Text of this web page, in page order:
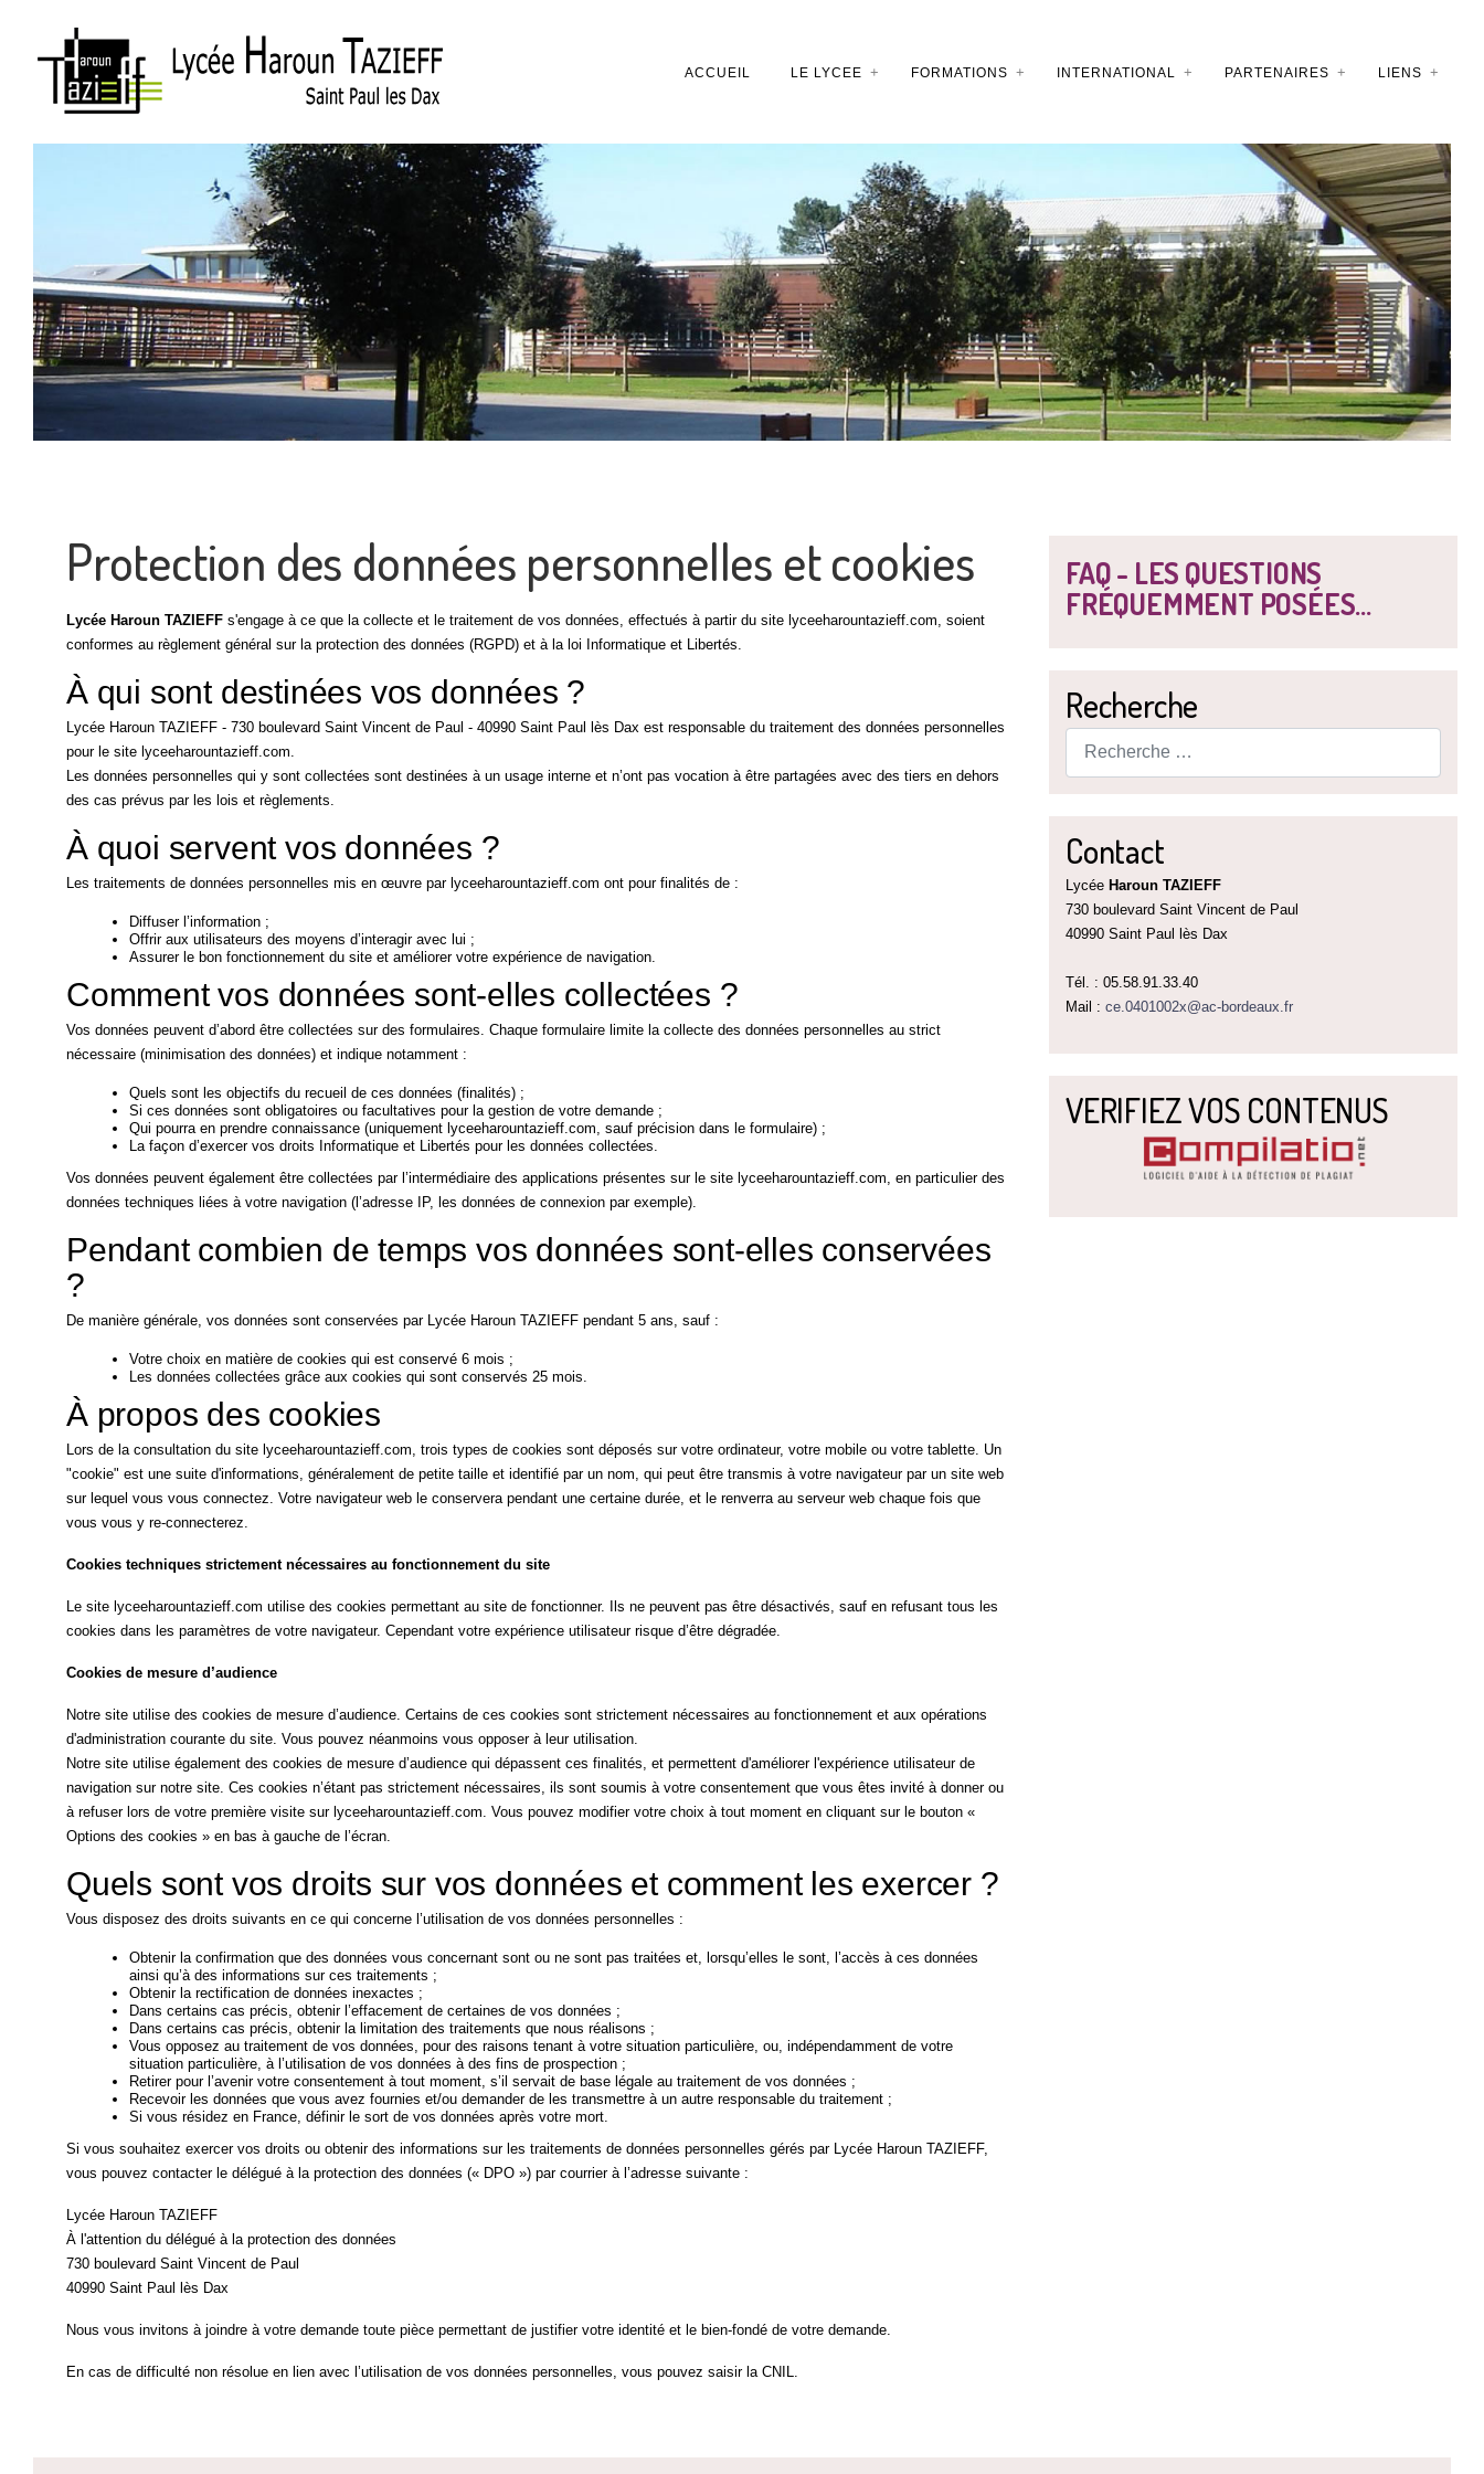
ACCUEIL LE LYCEE FORMATIONS INTERNATIONAL PARTENAIRES LIENS
FAQ - LES QUESTIONS
FRÉQUEMMENT POSÉES...
Recherche
Contact
Lycée Haroun TAZIEFF
730 boulevard Saint Vincent de Paul
40990 Saint Paul lès Dax
Tél. : 05.58.91.33.40
Mail : ce.0401002x@ac-bordeaux.fr
VERIFIEZ VOS CONTENUS
Protection des données personnelles et cookies
Lycée Haroun TAZIEFF s'engage à ce que la collecte et le traitement de vos données, effectués à partir du site lyceeharountazieff.com, soient
conformes au règlement général sur la protection des données (RGPD) et à la loi Informatique et Libertés.
À qui sont destinées vos données ?
Lycée Haroun TAZIEFF - 730 boulevard Saint Vincent de Paul - 40990 Saint Paul lès Dax est responsable du traitement des données personnelles
pour le site lyceeharountazieff.com.
Les données personnelles qui y sont collectées sont destinées à un usage interne et n’ont pas vocation à être partagées avec des tiers en dehors
des cas prévus par les lois et règlements.
À quoi servent vos données ?
Les traitements de données personnelles mis en œuvre par lyceeharountazieff.com ont pour finalités de :
Diffuser l’information ;
Offrir aux utilisateurs des moyens d’interagir avec lui ;
Assurer le bon fonctionnement du site et améliorer votre expérience de navigation.
Comment vos données sont-elles collectées ?
Vos données peuvent d’abord être collectées sur des formulaires. Chaque formulaire limite la collecte des données personnelles au strict
nécessaire (minimisation des données) et indique notamment :
Quels sont les objectifs du recueil de ces données (finalités) ;
Si ces données sont obligatoires ou facultatives pour la gestion de votre demande ;
Qui pourra en prendre connaissance (uniquement lyceeharountazieff.com, sauf précision dans le formulaire) ;
La façon d’exercer vos droits Informatique et Libertés pour les données collectées.
Vos données peuvent également être collectées par l’intermédiaire des applications présentes sur le site lyceeharountazieff.com, en particulier des
données techniques liées à votre navigation (l’adresse IP, les données de connexion par exemple).
Pendant combien de temps vos données sont-elles conservées
?
De manière générale, vos données sont conservées par Lycée Haroun TAZIEFF pendant 5 ans, sauf :
Votre choix en matière de cookies qui est conservé 6 mois ;
Les données collectées grâce aux cookies qui sont conservés 25 mois.
À propos des cookies
Lors de la consultation du site lyceeharountazieff.com, trois types de cookies sont déposés sur votre ordinateur, votre mobile ou votre tablette. Un
"cookie" est une suite d'informations, généralement de petite taille et identifié par un nom, qui peut être transmis à votre navigateur par un site web
sur lequel vous vous connectez. Votre navigateur web le conservera pendant une certaine durée, et le renverra au serveur web chaque fois que
vous vous y re-connecterez.
Cookies techniques strictement nécessaires au fonctionnement du site
Le site lyceeharountazieff.com utilise des cookies permettant au site de fonctionner. Ils ne peuvent pas être désactivés, sauf en refusant tous les
cookies dans les paramètres de votre navigateur. Cependant votre expérience utilisateur risque d’être dégradée.
Cookies de mesure d’audience
Notre site utilise des cookies de mesure d’audience. Certains de ces cookies sont strictement nécessaires au fonctionnement et aux opérations
d'administration courante du site. Vous pouvez néanmoins vous opposer à leur utilisation.
Notre site utilise également des cookies de mesure d’audience qui dépassent ces finalités, et permettent d'améliorer l'expérience utilisateur de
navigation sur notre site. Ces cookies n’étant pas strictement nécessaires, ils sont soumis à votre consentement que vous êtes invité à donner ou
à refuser lors de votre première visite sur lyceeharountazieff.com. Vous pouvez modifier votre choix à tout moment en cliquant sur le bouton «
Options des cookies » en bas à gauche de l’écran.
Quels sont vos droits sur vos données et comment les exercer ?
Vous disposez des droits suivants en ce qui concerne l’utilisation de vos données personnelles :
Obtenir la confirmation que des données vous concernant sont ou ne sont pas traitées et, lorsqu’elles le sont, l’accès à ces données
ainsi qu’à des informations sur ces traitements ;
Obtenir la rectification de données inexactes ;
Dans certains cas précis, obtenir l’effacement de certaines de vos données ;
Dans certains cas précis, obtenir la limitation des traitements que nous réalisons ;
Vous opposez au traitement de vos données, pour des raisons tenant à votre situation particulière, ou, indépendamment de votre
situation particulière, à l’utilisation de vos données à des fins de prospection ;
Retirer pour l’avenir votre consentement à tout moment, s’il servait de base légale au traitement de vos données ;
Recevoir les données que vous avez fournies et/ou demander de les transmettre à un autre responsable du traitement ;
Si vous résidez en France, définir le sort de vos données après votre mort.
Si vous souhaitez exercer vos droits ou obtenir des informations sur les traitements de données personnelles gérés par Lycée Haroun TAZIEFF,
vous pouvez contacter le délégué à la protection des données (« DPO ») par courrier à l’adresse suivante :
Lycée Haroun TAZIEFF
À l'attention du délégué à la protection des données
730 boulevard Saint Vincent de Paul
40990 Saint Paul lès Dax
Nous vous invitons à joindre à votre demande toute pièce permettant de justifier votre identité et le bien-fondé de votre demande.
En cas de difficulté non résolue en lien avec l’utilisation de vos données personnelles, vous pouvez saisir la CNIL.